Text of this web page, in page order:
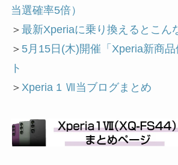
当選確率5倍）
＞ 最新Xperiaに乗り換えるとこん
＞ 5月15日(木)開催「Xperia新商
ト
＞ Xperia 1 Ⅶ当ブログまとめ